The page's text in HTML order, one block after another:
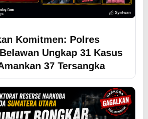
Komitmen: Polres
Ungkap 31 Kasus
37 Tersangka